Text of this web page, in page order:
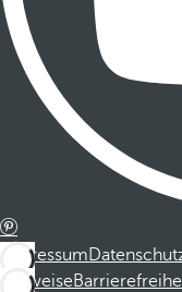
Impressum
Hinweise